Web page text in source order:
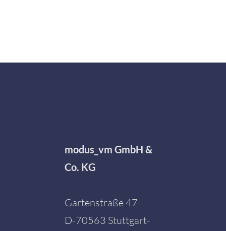
modus_vm GmbH &
Co. KG
Gartenstraße 47
D-70563 Stuttgart-